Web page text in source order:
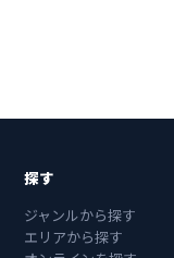
探す
ジャンルから探す
エリアから探す